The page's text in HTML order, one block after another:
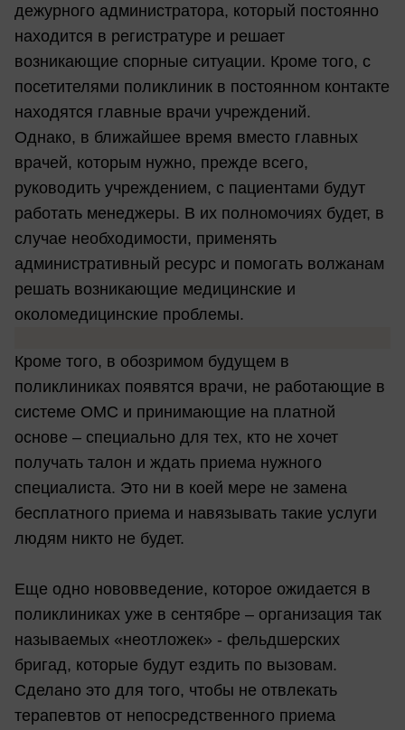
дежурного администратора, который постоянно
находится в регистратуре и решает
возникающие спорные ситуации. Кроме того, с
посетителями поликлиник в постоянном контакте
находятся главные врачи учреждений.
Однако, в ближайшее время вместо главных
врачей, которым нужно, прежде всего,
руководить учреждением, с пациентами будут
работать менеджеры. В их полномочиях будет, в
случае необходимости, применять
административный ресурс и помогать волжанам
решать возникающие медицинские и
околомедицинские проблемы.
Кроме того, в обозримом будущем в
поликлиниках появятся врачи, не работающие в
системе ОМС и принимающие на платной
основе – специально для тех, кто не хочет
получать талон и ждать приема нужного
специалиста. Это ни в коей мере не замена
бесплатного приема и навязывать такие услуги
людям никто не будет.
Еще одно нововведение, которое ожидается в
поликлиниках уже в сентябре – организация так
называемых «неотложек» - фельдшерских
бригад, которые будут ездить по вызовам.
Сделано это для того, чтобы не отвлекать
терапевтов от непосредственного приема